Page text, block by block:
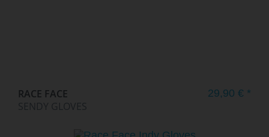
RACE FACE
SENDY GLOVES
29,90 € *